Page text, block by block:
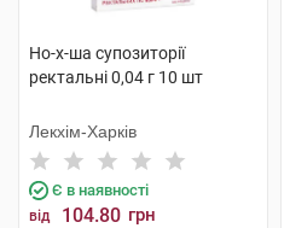
Но-х-ша супозиторії
ректальні 0,04 г 10 шт
Лекхім-Харків
Є в наявності
від 104.80 грн